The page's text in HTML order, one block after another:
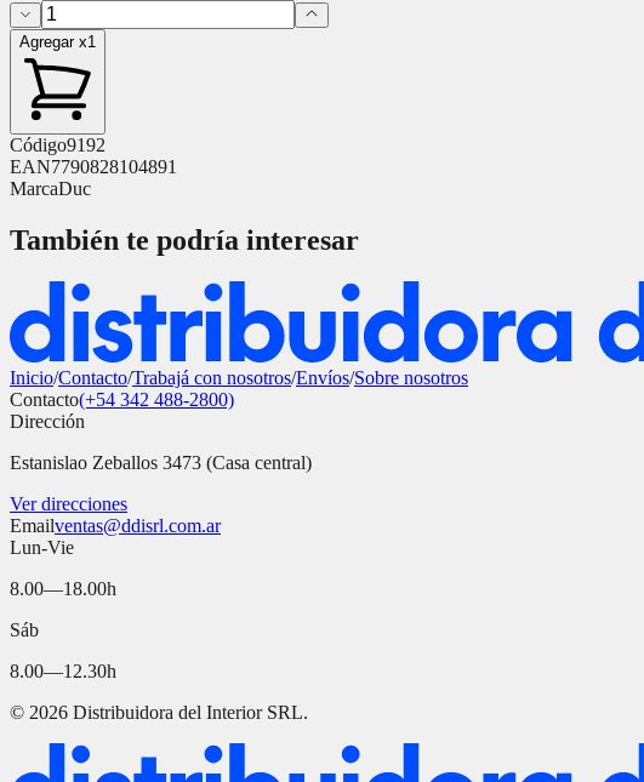
Agregar x1
Código9192
EAN7790828104891
MarcaDuc
También te podría interesar
Inicio/Contacto/Trabajá con nosotros/Envíos/Sobre nosotros
Contacto(+54 342 488-2800)
Dirección
Estanislao Zeballos 3473 (Casa central)
Ver direcciones
Emailventas@ddisrl.com.ar
Lun-Vie
8.00—18.00h
Sáb
8.00—12.30h
© 2026 Distribuidora del Interior SRL.